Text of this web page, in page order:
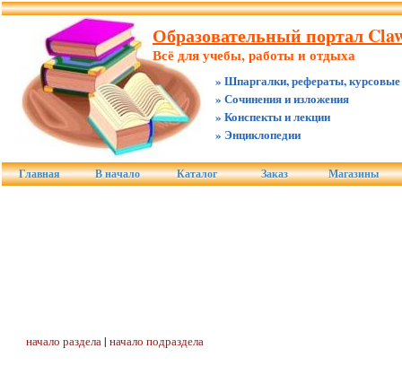
Образовательный портал
Всё для учебы, работы и отдыха
» Шпаргалки, рефераты, курсовые
» Сочинения и изложения
» Конспекты и лекции
» Энциклопедии
Главная В начало Каталог Заказ Магазины
начало раздела| начало подраздела